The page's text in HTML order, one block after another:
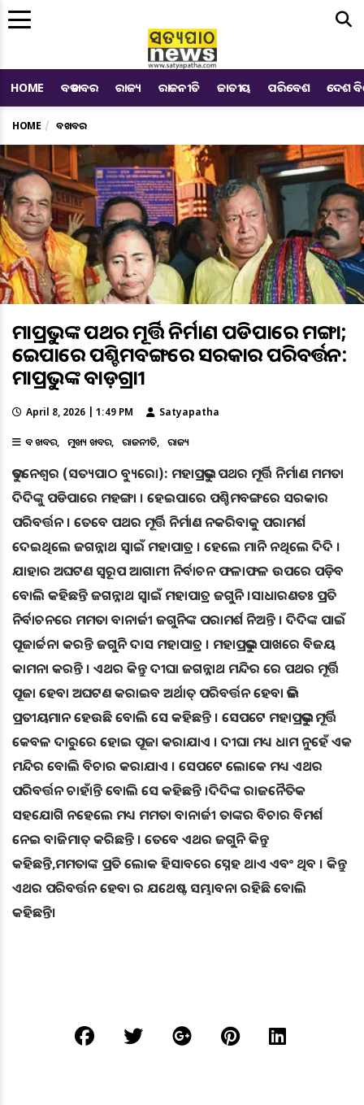
HOME ବଡ ଖବର ରାଜ୍ୟ ରାଜନୀତି ଜାତୀୟ ପରିବେଶ ଦେଶ
HOME ବଡ ଖବର
ମହାପ୍ରଭୁଙ୍କ ପଥର ମୂର୍ତ୍ତି ନିର୍ମାଣ ପଡିପାରେ ମହଙ୍ଗା;
ହେଇପାରେ ପଶ୍ଚିମବଙ୍ଗରେ ସରକାର ପରିବର୍ତ୍ତନ:
ମହାପ୍ରଭୁଙ୍କ ବାଡ଼ଗ୍ରାହୀ
April 8, 2026 | 1:49 PM Satyapatha
ବଡ ଖବର ମୁଖ୍ୟ ଖବର ରାଜନୀତି ରାଜ୍ୟ
ଭୁବନେଶ୍ୱର (ସତ୍ୟପାଠ ବ୍ୟୁରୋ): ମହାପ୍ରଭୁଙ୍କ ପଥର ମୂର୍ତ୍ତି ନିର୍ମାଣ ମମତା
ଦିଦିଙ୍କୁ ପଡିପାରେ ମହଙ୍ଗା । ହେଇପାରେ ପଶ୍ଚିମବଙ୍ଗରେ ସରକାର
ପରିବର୍ତ୍ତନ । ତେବେ ପଥର ମୂର୍ତ୍ତି ନିର୍ମାଣ ନକରିବାକୁ ପରାମର୍ଶ
ଦେଇଥିଲେ ଜଗନ୍ନାଥ ସ୍ବାଇଁ ମହାପାତ୍ର । ହେଲେ ମାନି ନଥିଲେ ଦିଦି ।
ଯାହାର ଅଘଟଣ ସ୍ୱରୂପ ଆଗାମୀ ନିର୍ବାଚନ ଫଳାଫଳ ଉପରେ ପଡ଼ିବ
ବୋଲି କହିଛନ୍ତି ଜଗନ୍ନାଥ ସ୍ବାଇଁ ମହାପାତ୍ର ଜଗୁନି ।ସାଧାରଣତଃ ପ୍ରତି
ନିର୍ବାଚନରେ ମମତା ବାନାର୍ଜୀ ଜଗୁନିଙ୍କ ପରାମର୍ଶ ନିଅନ୍ତି । ଦିଦିଙ୍କ ପାଇଁ
ପୂଜାର୍ଚ୍ଚନା କରନ୍ତି ଜଗୁନି ଦାସ ମହାପାତ୍ର । ମହାପ୍ରଭୁଙ୍କ ପାଖରେ ବିଜୟ
କାମନା କରନ୍ତି । ଏଥର କିନ୍ତୁ ଦୀଘା ଜଗନ୍ନାଥ ମନ୍ଦିର ରେ ପଥର ମୂର୍ତ୍ତି
ପୂଜା ହେବା ଅଘଟଣ କରାଇବ ଅର୍ଥାତ୍ ପରିବର୍ତ୍ତନ ହେବା ଭଳି
ପ୍ରତୀୟମାନ ହେଉଛି ବୋଲି ସେ କହିଛନ୍ତି । ସେପଟେ ମହାପ୍ରଭୁଙ୍କ ମୂର୍ତ୍ତି
କେବଳ ଦାରୁରେ ହୋଇ ପୂଜା କରାଯାଏ । ଦୀଘା ମଧ୍ୟ ଧାମ ନୁହେଁ ଏକ
ମନ୍ଦିର ବୋଲି ବିଚାର କରାଯାଏ । ସେପଟେ ଲୋକେ ମଧ୍ୟ ଏଥର
ପରିବର୍ତ୍ତନ ଚାହାଁନ୍ତି ବୋଲି ସେ କହିଛନ୍ତି ।ଦିଦିଙ୍କ ରାଜନୈତିକ
ସହଯୋଗି ନହେଲେ ମଧ୍ୟ ମମତା ବାନାର୍ଜୀ ତାଙ୍କର ବିଚାର ବିମର୍ଶ
ନେଇ ବାଜିମାତ୍ କରିଛନ୍ତି । ତେବେ ଏଥର ଜଗୁନି କିନ୍ତୁ
କହିଛନ୍ତି,ମମତାଙ୍କ ପ୍ରତି ଲୋକ ହିସାବରେ ସ୍ନେହ ଥାଏ ଏବଂ ଥିବ । କିନ୍ତୁ
ଏଥର ପରିବର୍ତ୍ତନ ହେବା ର ଯଥେଷ୍ଟ ସମ୍ଭାବନା ରହିଛି ବୋଲି
କହିଛନ୍ତି।